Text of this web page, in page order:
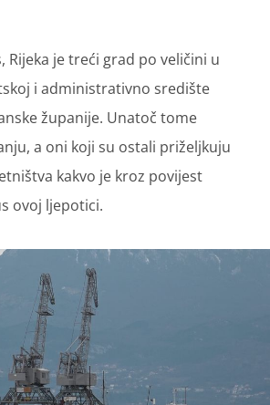
Rijeka je treći grad po veličini u
i administrativno središte
županije. Unatoč tome
a oni koji su ostali priželjkuju
kakvo je kroz povijest
ovoj ljepotici.